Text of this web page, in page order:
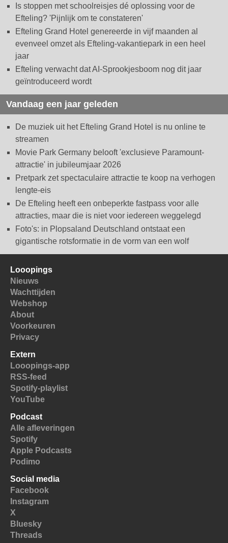
Is stoppen met schoolreisjes dé oplossing voor de
Efteling? 'Pijnlijk om te constateren'
Efteling Grand Hotel genereerde in vijf maanden al
evenveel omzet als Efteling-vakantiepark in een heel
jaar
Efteling verwacht dat AI-Sprookjesboom nog dit jaar
geïntroduceerd wordt
Vandaag een jaar geleden
De muziek uit het Efteling Grand Hotel is nu online te
streamen
Movie Park Germany belooft 'exclusieve Paramount-
attractie' in jubileumjaar 2026
Pretpark zet spectaculaire attractie te koop na verhogen
lengte-eis
De Efteling heeft een onbeperkte fastpass voor alle
attracties, maar die is niet voor iedereen weggelegd
Foto's: in Plopsaland Deutschland ontstaat een
gigantische rotsformatie in de vorm van een wolf
Looopings
Nieuws
Wachttijden
Webshop
About
Voorkeuren
Privacy
Extern
Looopings-app
RSS-feed
Spotify-playlist
YouTube
Podcast
Alle afleveringen
Spotify
Apple Podcasts
Podimo
Social media
Facebook
Instagram
X
Bluesky
Threads